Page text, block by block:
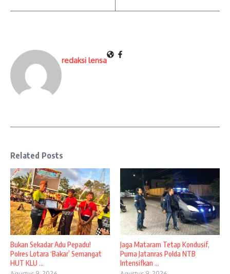
redaksi lensa
Related Posts
Bukan Sekadar Adu Pepadu!
Polres Lotara ‘Bakar’ Semangat
HUT KLU ...
Jaga Mataram Tetap Kondusif,
Puma Jatanras Polda NTB
Intensifkan ...